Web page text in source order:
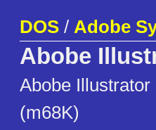
DOS / Adobe
Abobe
Abobe
(m68K)